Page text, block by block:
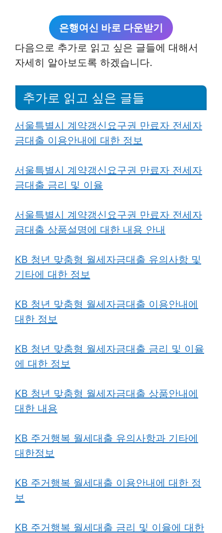
은행여신 바로 다운받기
다음으로 추가로 읽고 싶은 글들에 대해서
자세히 알아보도록 하겠습니다.
추가로 읽고 싶은 글들
서울특별시 계약갱신요구권 만료자 전세자
금대출 이용안내에 대한 정보
서울특별시 계약갱신요구권 만료자 전세자
금대출 금리 및 이율
서울특별시 계약갱신요구권 만료자 전세자
금대출 상품설명에 대한 내용 안내
KB 청년 맞춤형 월세자금대출 유의사항 및
기타에 대한 정보
KB 청년 맞춤형 월세자금대출 이용안내에
대한 정보
KB 청년 맞춤형 월세자금대출 금리 및 이율
에 대한 정보
KB 청년 맞춤형 월세자금대출 상품안내에
대한 내용
KB 주거행복 월세대출 유의사항과 기타에
대한정보
KB 주거행복 월세대출 이용안내에 대한 정
보
KB 주거행복 월세대출 금리 및 이율에 대한